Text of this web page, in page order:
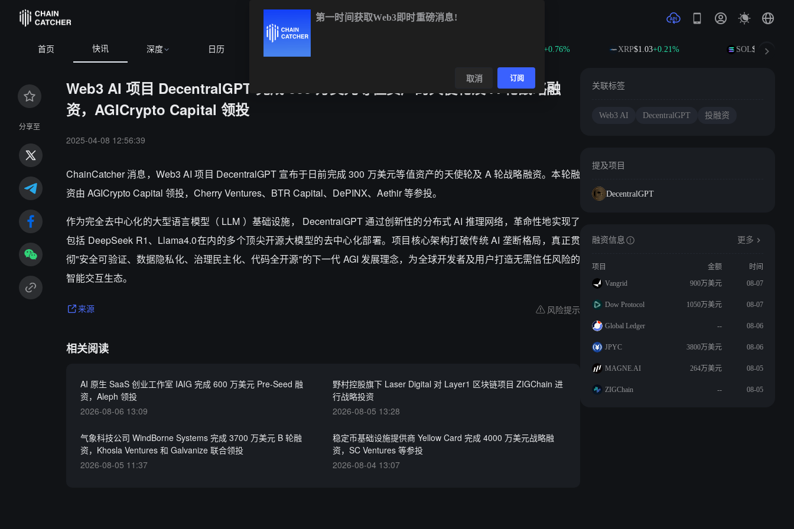
首页 快讯 深度 日历 +0.76% XRP$1.03+0.21% SOL$75.23
分享至
Web3 AI 项目 DecentralGPT 完成 300 万美元等值资产的天使轮及 A 轮战略融
资，AGICrypto Capital 领投
2025-04-08 12:56:39
ChainCatcher 消息，Web3 AI 项目 DecentralGPT 宣布于日前完成 300 万美元等值资产的天使轮及 A 轮战略融资。本轮融
资由 AGICrypto Capital 领投，Cherry Ventures、BTR Capital、DePINX、Aethir 等参投。
作为完全去中心化的大型语言模型（ LLM ）基础设施， DecentralGPT 通过创新性的分布式 AI 推理网络，革命性地实现了
包括 DeepSeek R1、Llama4.0在内的多个顶尖开源大模型的去中心化部署。项目核心架构打破传统 AI 垄断格局，真正贯
彻"安全可验证、数据隐私化、治理民主化、代码全开源"的下一代 AGI 发展理念，为全球开发者及用户打造无需信任风险的
智能交互生态。
来源 风险提示
相关阅读
AI 原生 SaaS 创业工作室 IAIG 完成 600 万美元 Pre-Seed 融
资，Aleph 领投
2026-08-06 13:09
野村控股旗下 Laser Digital 对 Layer1 区块链项目 ZIGChain 进
行战略投资
2026-08-05 13:28
气象科技公司 WindBorne Systems 完成 3700 万美元 B 轮融
资，Khosla Ventures 和 Galvanize 联合领投
2026-08-05 11:37
稳定币基础设施提供商 Yellow Card 完成 4000 万美元战略融
资，SC Ventures 等参投
2026-08-04 13:07
关联标签
Web3 AI DecentralGPT 投融资
提及项目
DecentralGPT
融资信息 更多
项目 金额
时间
Vangrid
900万美元 08-07
Dow Protocol 1050万美元 08-07
Global Ledger -- 08-06
JPYC 3800万美元 08-06
MAGNE.AI 264万美元 08-05
ZIGChain -- 08-05
第一时间获取Web3即时重磅消息!
取消 订阅